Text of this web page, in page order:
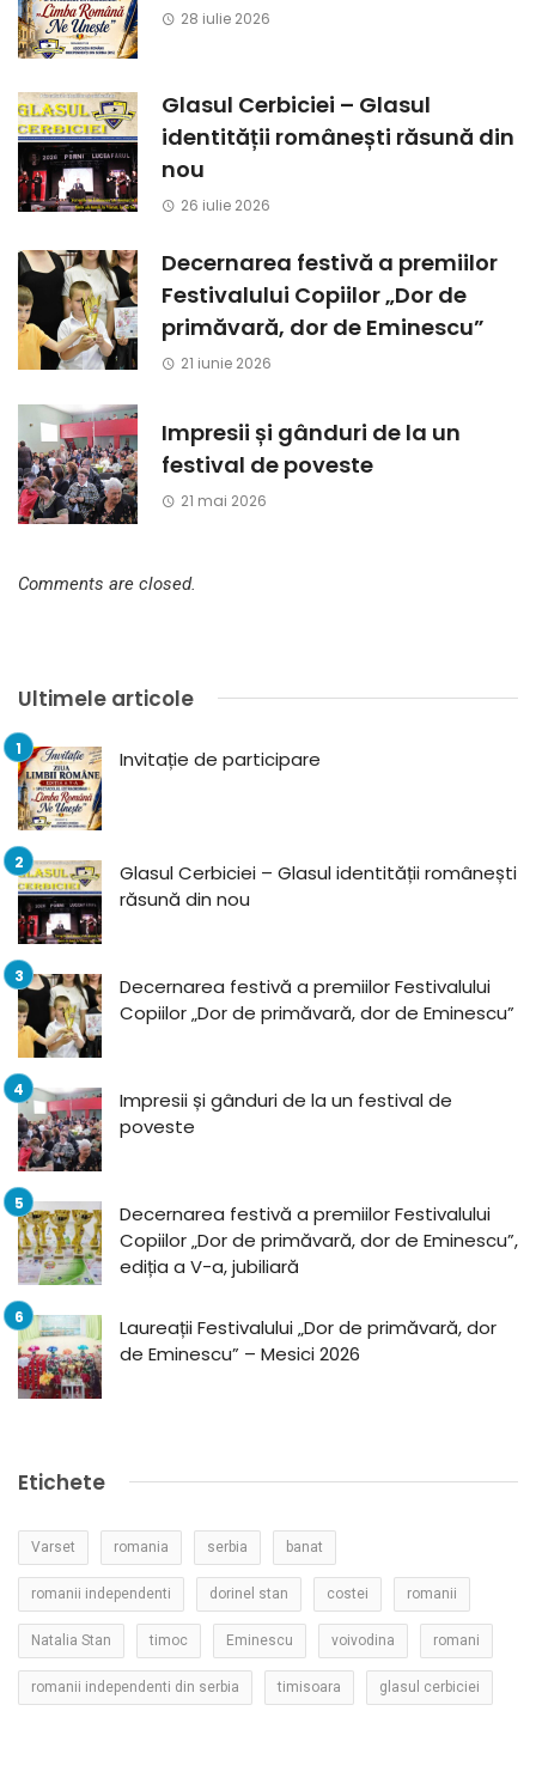
28 iulie 2026
Glasul Cerbiciei – Glasul
identității românești răsună din
nou
26 iulie 2026
Decernarea festivă a premiilor
Festivalului Copiilor „Dor de
primăvară, dor de Eminescu”
21 iunie 2026
Impresii și gânduri de la un
festival de poveste
21 mai 2026
Comments are closed.
Ultimele articole
Invitație de participare
Glasul Cerbiciei – Glasul identității românești
răsună din nou
Decernarea festivă a premiilor Festivalului
Copiilor „Dor de primăvară, dor de Eminescu”
Impresii și gânduri de la un festival de
poveste
Decernarea festivă a premiilor Festivalului
Copiilor „Dor de primăvară, dor de Eminescu”,
ediția a V-a, jubiliară
Laureații Festivalului „Dor de primăvară, dor
de Eminescu” – Mesici 2026
Etichete
Varset romania serbia banat
romanii independenti dorinel stan costei romanii
Natalia Stan timoc Eminescu voivodina romani
romanii independenti din serbia timisoara glasul cerbiciei